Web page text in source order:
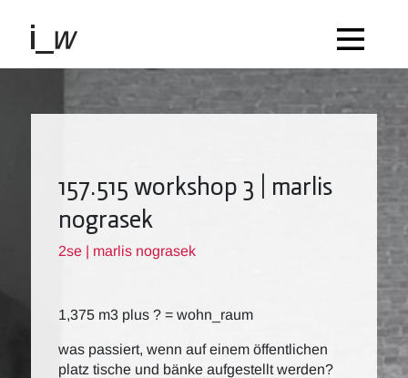
157.515 workshop 3 | marlis
nograsek
2se | marlis nograsek
1,375 m3 plus ? = wohn_raum
was passiert, wenn auf einem öffentlichen
platz tische und bänke aufgestellt werden?